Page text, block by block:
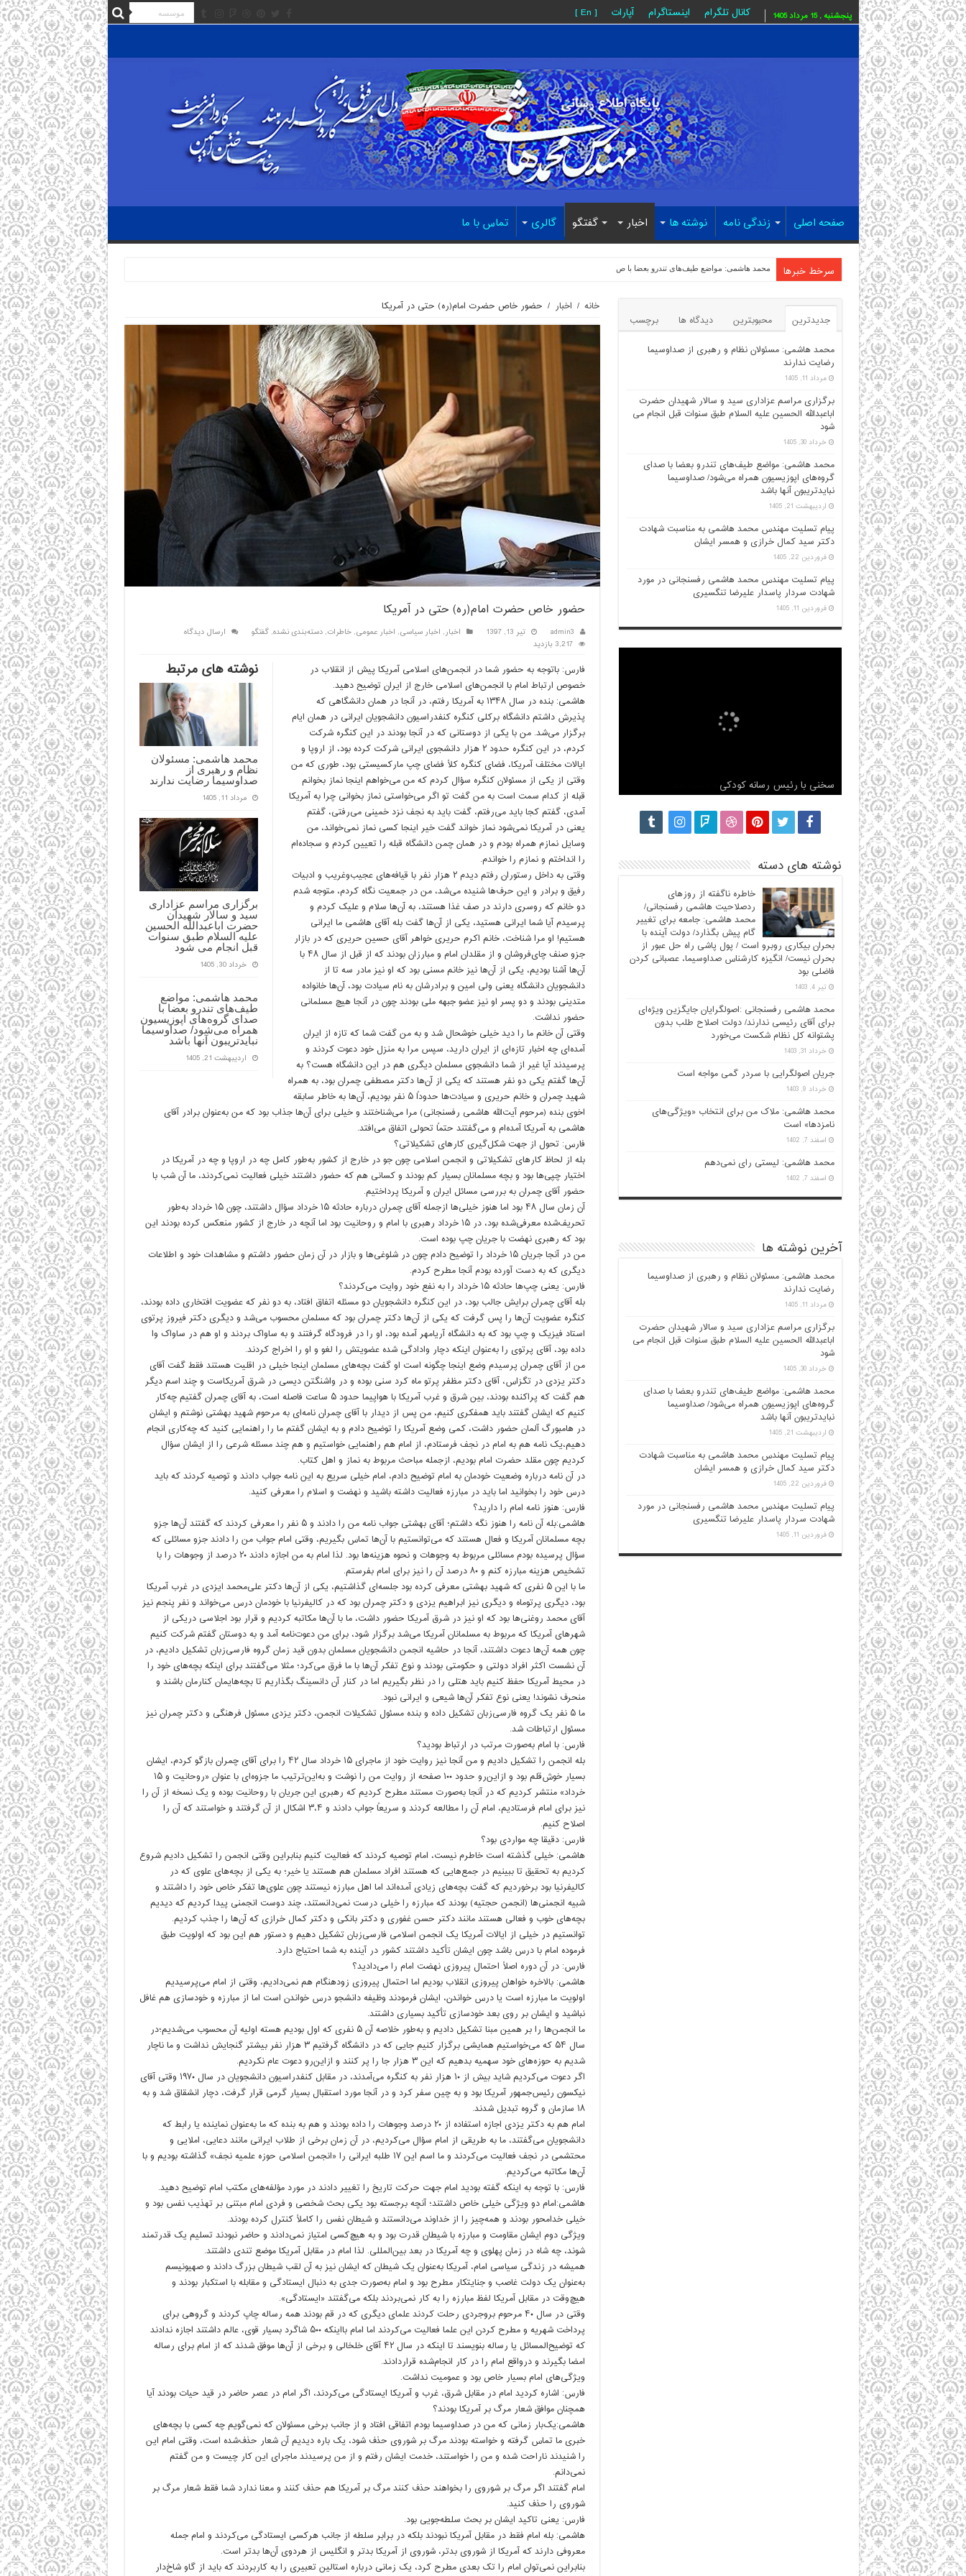
پنجشنبه , 15 مرداد 1405 کانال تلگرام اینستاگرام آپارات [ En ]
صفحه اصلی زندگی نامه نوشته ها اخبار گفتگو گالری تماس با ما
سرخط خبرها محمد هاشمی: مواضع طیف‌های تندرو بعضا با صدای گروه‌های اپوزیسیون همراه می‌شود/ ص
خانه / اخبار / حضور خاص حضرت امام(ره) حتی در آمریکا
حضور خاص حضرت امام(ره) حتی در آمریکا
admin3 تیر 13, 1397 اخبار, اخبار سیاسی, اخبار عمومی,خاطرات,دسته‌بندی نشده,گفتگو
ارسال دیدگاه
3,217 بازدید
نوشته های مرتبط
محمد هاشمی: مسئولان
نظام و رهبری از
صداوسیما رضایت ندارند
مرداد 11, 1405
برگزاری مراسم عزاداری
سید و سالار شهیدان
حضرت اباعبدالله الحسین
علیه السلام طبق سنوات
قبل انجام می شود
خرداد 30, 1405
محمد هاشمی: مواضع
طیف‌های تندرو بعضا با
صدای گروه‌های اپوزیسیون
همراه می‌شود/ صداوسیما
نبایدتریبون آنها باشد
اردیبهشت 21, 1405
فارس: باتوجه به حضور شما در انجمن‌های اسلامی آمریکا پیش از انقلاب در
خصوص ارتباط امام با انجمن‌های اسلامی خارج از ایران توضیح دهید.
هاشمی: بنده در سال ۱۳۴۸ به آمریکا رفتم، در آنجا در همان دانشگاهی که
پذیرش داشتم دانشگاه برکلی کنگره کنفدراسیون دانشجویان ایرانی در همان ایام
برگزار می‌شد. من با یکی از دوستانی که در آنجا بودند در این کنگره شرکت
کردم، در این کنگره حدود ۲ هزار دانشجوی ایرانی شرکت کرده بود، از اروپا و
ایالات مختلف آمریکا، فضای کنگره کلاً فضای چپ مارکسیستی بود، طوری که من
وقتی از یکی از مسئولان کنگره سؤال کردم که من می‌خواهم اینجا نماز بخوانم
قبله از کدام سمت است به من گفت تو اگر می‌خواستی نماز بخوانی چرا به آمریکا
آمدی، گفتم کجا باید می‌رفتم، گفت باید به نجف نزد خمینی می‌رفتی، گفتم
یعنی در آمریکا نمی‌شود نماز خواند گفت خیر اینجا کسی نماز نمی‌خواند، من
وسایل نمازم همراه بودم و در همان چمن دانشگاه قبله را تعیین کردم و سجاده‌ام
را انداختم و نمازم را خواندم.
وقتی به داخل رستوران رفتم دیدم ۲ هزار نفر با قیافه‌های عجیب‌وغریب و ادبیات
رفیق و برادر و این حرف‌ها شنیده می‌شد، من در جمعیت نگاه کردم، متوجه شدم
دو خانم که روسری دارند در صف غذا هستند، به آن‌ها سلام و علیک کردم و
پرسیدم آیا شما ایرانی هستید، یکی از آن‌ها گفت بله آقای هاشمی ما ایرانی
هستیم! او مرا شناخت، خانم اکرم حریری خواهر آقای حسین حریری که در بازار
جزو صنف چای‌فروشان و از مقلدان امام و مبارزان بودند که از قبل از سال ۴۸ با
آن‌ها آشنا بودیم، یکی از آن‌ها نیز خانم مسنی بود که او نیز مادر سه تا از
دانشجویان دانشگاه یعنی ولی امین و برادرشان به نام سیادت بود، آن‌ها خانواده
متدینی بودند و دو پسر او نیز عضو جبهه ملی بودند چون در آنجا هیچ مسلمانی
حضور نداشت.
وقتی آن خانم ما را دید خیلی خوشحال شد و به من گفت شما که تازه از ایران
آمده‌ای چه اخبار تازه‌ای از ایران دارید، سپس مرا به منزل خود دعوت کردند و
پرسیدند آیا غیر از شما دانشجوی مسلمان دیگری هم در این دانشگاه هست؟ به
آن‌ها گفتم یکی دو نفر هستند که یکی از آن‌ها دکتر مصطفی چمران بود، به همراه
شهید چمران و خانم حریری و سیادت‌ها حدوداً ۵ نفر بودیم، آن‌ها به خاطر سابقه
اخوی بنده (مرحوم آیت‌الله هاشمی رفسنجانی) مرا می‌شناختند و خیلی برای آن‌ها جذاب بود که من به‌عنوان برادر آقای
هاشمی به آمریکا آمده‌ام و می‌گفتند حتماً تحولی اتفاق می‌افتد.
فارس: تحول از جهت شکل‌گیری کارهای تشکیلاتی؟
بله از لحاظ کارهای تشکیلاتی و انجمن اسلامی چون جو در خارج از کشور به‌طور کامل چه در اروپا و چه در آمریکا در
اختیار چپی‌ها بود و بچه‌ مسلمانان بسیار کم بودند و کسانی هم که حضور داشتند خیلی فعالیت نمی‌کردند، ما آن شب با
حضور آقای چمران به بررسی مسائل ایران و آمریکا پرداختیم.
آن زمان سال ۴۸ بود اما هنوز خیلی‌ها ازجمله آقای چمران درباره حادثه ۱۵ خرداد سؤال داشتند، چون ۱۵ خرداد به‌طور
تحریف‌شده معرفی‌شده بود، در ۱۵ خرداد رهبری با امام و روحانیت بود اما آنچه در خارج از کشور منعکس کرده بودند این
بود که رهبری نهضت با جریان چپ بوده است.
من در آنجا جریان ۱۵ خرداد را توضیح دادم چون در شلوغی‌ها و بازار در آن زمان حضور داشتم و مشاهدات خود و اطلاعات
دیگری که به دست آورده بودم آنجا مطرح کردم.
فارس: یعنی چپ‌ها حادثه ۱۵ خرداد را به نفع خود روایت می‌کردند؟
بله آقای چمران برایش جالب بود، در این کنگره دانشجویان دو مسئله اتفاق افتاد، به دو نفر که عضویت افتخاری داده بودند،
کنگره عضویت آن‌ها را پس گرفت که یکی از آن‌ها دکتر چمران بود که مسلمان محسوب می‌شد و دیگری دکتر فیروز پرتوی
استاد فیزیک و چپ بود که به دانشگاه آریامهر آمده بود، او را در فرودگاه گرفتند و به ساواک بردند و او هم در ساواک وا
داده بود، آقای پرتوی را به‌عنوان اینکه دچار وادادگی شده عضویتش را لغو و او را اخراج کردند.
من از آقای چمران پرسیدم وضع اینجا چگونه است او گفت بچه‌های مسلمان اینجا خیلی در اقلیت هستند فقط گفت آقای
دکتر یزدی در تگزاس، آقای دکتر مظفر پرتو ماه کرد سنی بوده و در واشنگتن دیسی در شرق آمریکاست و چند اسم دیگر
هم گفت که پراکنده بودند، بین شرق و غرب آمریکا با هواپیما حدود ۵ ساعت فاصله است، به آقای چمران گفتیم چه‌کار
کنیم که ایشان گفتند باید همفکری کنیم، من پس از دیدار با آقای چمران نامه‌ای به مرحوم شهید بهشتی نوشتم و ایشان
در هامبورگ آلمان حضور داشت، کمی وضع آمریکا را توضیح دادم و به ایشان گفتم ما را راهنمایی کنید که چه‌کاری انجام
دهیم،‌یک نامه هم به امام در نجف فرستادم، از امام هم راهنمایی خواستیم و هم چند مسئله شرعی را از ایشان سؤال
کردیم چون مقلد حضرت امام بودیم، ازجمله مباحث مربوط به نماز و اهل کتاب.
در آن نامه درباره وضعیت خودمان به امام توضیح دادم، امام خیلی سریع به این نامه جواب دادند و توصیه کردند که باید
درس خود را بخوانید اما باید در مبارزه فعالیت داشته باشید و نهضت و اسلام را معرفی کنید.
فارس: هنوز نامه امام را دارید؟
هاشمی:بله آن نامه را هنوز نگه داشتم؛ آقای بهشتی جواب نامه من را دادند و ۵ نفر را معرفی کردند که گفتند آن‌ها جزو
بچه مسلمانان آمریکا و فعال هستند که می‌توانستیم با آن‌ها تماس بگیریم، وقتی امام جواب من را دادند جزو مسائلی که
سؤال پرسیده بودم مسائلی مربوط به وجوهات و نحوه هزینه‌ها بود. لذا امام به من اجازه دادند ۲۰ درصد از وجوهات را با
تشخیص هزینه مبارزه کنم و ۸۰ درصد آن را نیز برای امام بفرستم.
ما با این ۵ نفری که شهید بهشتی معرفی کرده بود جلسه‌ای گذاشتیم، یکی از آن‌ها دکتر علی‌محمد ایزدی در غرب آمریکا
بود، دیگری پرتوماه و دیگری نیز ابراهیم یزدی و دکتر چمران بود که در کالیفرنیا با خودمان درس می‌خواند و نفر پنجم نیز
آقای محمد روغنی‌ها بود که او نیز در شرق آمریکا حضور داشت، ما با آن‌ها مکاتبه کردیم و قرار بود اجلاسی دریکی از
شهرهای آمریکا که مربوط به مسلمانان آمریکا می‌شد برگزار شود، برای من دعوت‌نامه آمد و به دوستان گفتم شرکت کنیم
چون همه آن‌ها دعوت داشتند، آنجا در حاشیه انجمن دانشجویان مسلمان بدون قید زمان گروه فارسی‌زبان تشکیل دادیم، در
آن نشست اکثر افراد دولتی و حکومتی بودند و نوع تفکر آن‌ها با ما فرق می‌کرد؛ مثلا می‌گفتند برای اینکه بچه‌های خود را
در محیط آمریکا حفظ کنیم باید هتلی را در نظر بگیریم اما در کنار آن دانسینگ بگذاریم تا بچه‌هایمان کنارمان باشند و
منحرف نشوند! یعنی نوع تفکر آن‌ها شیعی و ایرانی نبود.
ما ۵ نفر یک گروه فارسی‌زبان تشکیل داده و بنده مسئول تشکیلات انجمن، دکتر یزدی مسئول فرهنگی و دکتر چمران نیز
مسئول ارتباطات شد.
فارس: با امام به‌صورت مرتب در ارتباط بودید؟
بله انجمن را تشکیل دادیم و من آنجا نیز روایت خود از ماجرای ۱۵ خرداد سال ۴۲ را برای آقای چمران بازگو کردم، ایشان
بسیار خوش‌قلم بود و ازاین‌رو حدود ۱۰۰ صفحه از روایت من را نوشت و به‌این‌ترتیب ما جزوه‌ای با عنوان «روحانیت و ۱۵
خرداد» منتشر کردیم که در آنجا به‌صورت مستند مطرح کردیم که رهبری این جریان با روحانیت بوده و یک نسخه از آن را
نیز برای امام فرستادیم، امام آن را مطالعه کردند و سریعاً جواب دادند و ۳،۴ اشکال از آن گرفتند و خواستند که آن را
اصلاح کنیم.
فارس: دقیقا چه مواردی بود؟
هاشمی: خیلی گذشته است خاطرم نیست، امام توصیه کردند که فعالیت کنیم بنابراین وقتی انجمن را تشکیل دادیم شروع
کردیم به تحقیق تا ببینیم در جمع‌هایی که هستند افراد مسلمان هم هستند یا خیر؛ به یکی از بچه‌های علوی که در
کالیفرنیا بود برخوردیم که گفت بچه‌های زیادی آمده‌اند اما اهل مبارزه نیستند چون علوی‌ها تفکر خاص خود را داشتند و
شبیه انجمنی‌ها (انجمن حجتیه) بودند که مبارزه را خیلی درست نمی‌دانستند، چند دوست انجمنی پیدا کردیم که دیدیم
بچه‌های خوب و فعالی هستند مانند دکتر حسن غفوری و دکتر بانکی و دکتر کمال خرازی که آن‌ها را جذب کردیم.
توانستیم در خیلی از ایالات آمریکا یک انجمن اسلامی فارسی‌زبان تشکیل دهیم و دستور هم این بود که اولویت طبق
فرموده امام با درس باشد چون ایشان تأکید داشتند کشور در آینده به شما احتیاج دارد.
فارس: در آن دوره اصلاً احتمال پیروزی نهضت امام را می‌دادید؟
هاشمی: بالاخره خواهان پیروزی انقلاب بودیم اما احتمال پیروزی زودهنگام هم نمی‌دادیم، وقتی از امام می‌پرسیدیم
اولویت ما مبارزه است یا درس خواندن، ایشان فرمودند وظیفه دانشجو درس خواندن است اما از مبارزه و خودسازی هم غافل
نباشید و ایشان بر روی بعد خودسازی تأکید بسیاری داشتند.
ما انجمن‌ها را بر همین مبنا تشکیل دادیم و به‌طور خلاصه آن ۵ نفری که اول بودیم هسته اولیه آن محسوب می‌شدیم؛‌در
سال ۵۴ که می‌خواستیم همایشی برگزار کنیم جایی که در دانشگاه گرفتیم ۳ هزار نفر بیشتر گنجایش نداشت و ما ناچار
شدیم به حوزه‌های خود سهمیه بدهیم که این ۳ هزار جا را پر کنند و ازاین‌رو دعوت عام نکردیم.
اگر دعوت می‌کردیم شاید بیش از ۱۰ هزار نفر به کنگره می‌آمدند، در مقابل کنفدراسیون دانشجویان در سال ۱۹۷۰ وقتی آقای
نیکسون رئیس‌جمهور آمریکا بود و به چین سفر کرد و در آنجا مورد استقبال بسیار گرمی قرار گرفت، دچار انشقاق شد و به
۱۸ سازمان و گروه تبدیل شدند.
امام هم به دکتر یزدی اجازه استفاده از ۲۰ درصد وجوهات را داده بودند و هم به بنده که ما به‌عنوان نماینده یا رابط که
دانشجویان می‌گفتند، ما به طریقی از امام سؤال می‌کردیم، در آن زمان برخی از طلاب ایرانی مانند دعایی، املایی و
محتشمی در نجف فعالیت می‌کردند و ما اسم این ۱۷ طلبه ایرانی را «انجمن اسلامی حوزه علمیه نجف» گذاشته بودیم و با
آن‌ها مکاتبه می‌کردیم.
فارس: با توجه به اینکه گفته بودید امام جهت حرکت تاریخ را تغییر دادند در مورد مؤلفه‌های مکتب امام توضیح دهید.
هاشمی:امام دو ویژگی خیلی خاص داشتند؛ آنچه برجسته بود یکی بحث شخصی و فردی امام مبتنی بر تهذیب نفس بود و
خیلی خدامحور بودند و همه‌چیز را از خداوند می‌دانستند و شیطان نفس را کاملاً کنترل کرده بودند.
ویژگی دوم ایشان مقاومت و مبارزه با شیطان قدرت بود و به هیچ‌کسی امتیاز نمی‌دادند و حاضر نبودند تسلیم یک قدرتمند
شوند، چه شاه در زمان پهلوی و چه آمریکا در بعد بین‌المللی. لذا امام در مقابل آمریکا موضع تندی داشتند.
همیشه در زندگی سیاسی امام، آمریکا به‌عنوان یک شیطان که ایشان نیز به آن لقب شیطان بزرگ دادند و صهیونیسم
به‌عنوان یک دولت غاصب و جنایتکار مطرح بود و امام به‌صورت جدی به دنبال ایستادگی و مقابله با استکبار بودند و
هیچ‌وقت در مقابل آمریکا لفظ مبارزه را به کار نمی‌بردند بلکه می‌گفتند «ایستادگی».
وقتی در سال ۴۰ مرحوم بروجردی رحلت کردند علمای دیگری که در قم بودند همه رساله چاپ کردند و گروهی برای
پرداخت شهریه و مطرح کردن این علما فعالیت می‌کردند اما امام بااینکه ۵۰۰ شاگرد بسیار قوی، عالم داشتند اجازه ندادند
که توضیح‌المسائل یا رساله بنویسند تا اینکه در سال ۴۲ آقای خلخالی و برخی از آن‌ها موفق شدند که از امام برای رساله
امضا بگیرند و درواقع امام را در کار انجام‌شده قراردادند.
ویژگی‌های امام بسیار خاص بود و عمومیت نداشت.
فارس: اشاره کردید امام در مقابل شرق، غرب و آمریکا ایستادگی می‌کردند، اگر امام در عصر حاضر در قید حیات بودند آیا
همچنان موافق شعار مرگ بر آمریکا بودند؟
هاشمی:یک‌بار زمانی که من در صداوسیما بودم اتفاقی افتاد و از جانب برخی مسئولان که نمی‌گویم چه کسی با بچه‌های
خبری ما تماس گرفته و خواسته بودند مرگ بر شوروی حذف شود، یک باره دیدیم آن شعار حذف‌شده است، وقتی امام این
را شنیدند ناراحت شده و من را خواستند، خدمت ایشان رفتم و از من پرسیدند ماجرای این کار چیست و من گفتم
نمی‌دانم.
امام گفتند اگر مرگ بر شوروی را بخواهند حذف کنند مرگ بر آمریکا هم حذف کنند و معنا ندارد شما فقط شعار مرگ بر
شوروی را حذف کنید.
فارس: یعنی تاکید ایشان بر بحث سلطه‌جویی بود.
هاشمی: بله امام فقط در مقابل آمریکا نبودند بلکه در برابر سلطه از جانب هرکسی ایستادگی می‌کردند و امام جمله
معروفی دارند که آمریکا از شوروی بدتر، شوروی از آمریکا بدتر و انگلیس از هردوی آن‌ها بدتر است.
بنابراین نمی‌توان امام را تک بعدی مطرح کرد، یک زمانی درباره استالین تعبیری را به کاربردند که باید از گاو شاخ‌دار
جدیدترین محبوبترین دیدگاه ها برچسب
محمد هاشمی: مسئولان نظام و رهبری از صداوسیما
رضایت ندارند
مرداد 11, 1405
برگزاری مراسم عزاداری سید و سالار شهیدان حضرت
اباعبدالله الحسین علیه السلام طبق سنوات قبل انجام می
شود
خرداد 30, 1405
محمد هاشمی: مواضع طیف‌های تندرو بعضا با صدای
گروه‌های اپوزیسیون همراه می‌شود/ صداوسیما
نبایدتریبون آنها باشد
اردیبهشت 21, 1405
پیام تسلیت مهندس محمد هاشمی به مناسبت شهادت
دکتر سید کمال خرازی و همسر ایشان
فروردین 22, 1405
پیام تسلیت مهندس محمد هاشمی رفسنجانی در مورد
شهادت سردار پاسدار علیرضا تنگسیری
فروردین 11, 1405
مصاحبه با محمد هاشمی برنامه دست خط
سخنی با رئیس رسانه کودکی
ناگفته های محمد هاشمی درباره آیت الله هاشمی
هاشمی رفسنجانی
گزارش کامل ثبت نام محمد هاشمی رفسنجانی
نوشته های دسته
خاطره ناگفته از روزهای
ردصلاحیت هاشمی رفسنجانی/
محمد هاشمی: جامعه برای تغییر
گام پیش بگذارد/ دولت آینده با
بحران بیکاری روبرو است / پول پاشی راه حل عبور از
بحران نیست/ انگیزه کارشناس صداوسیما، عصبانی کردن
فاضلی بود
تیر 4, 1403
محمد هاشمی رفسنجانی :اصولگرایان جایگزین ویژه‌ای
برای آقای رئیسی ندارند/ دولت اصلاح طلب بدون
پشتوانه کل نظام شکست می‌خورد
خرداد 31, 1403
جریان اصولگرایی با سردر گمی مواجه است
خرداد 9, 1403
محمد هاشمی: ملاک من برای انتخاب «ویژگی‌های
نامزدها» است
اسفند 7, 1402
محمد هاشمی: لیستی رای نمی‌دهم
اسفند 7, 1402
آخرین نوشته ها
محمد هاشمی: مسئولان نظام و رهبری از صداوسیما
رضایت ندارند
مرداد 11, 1405
برگزاری مراسم عزاداری سید و سالار شهیدان حضرت
اباعبدالله الحسین علیه السلام طبق سنوات قبل انجام می
شود
خرداد 30, 1405
محمد هاشمی: مواضع طیف‌های تندرو بعضا با صدای
گروه‌های اپوزیسیون همراه می‌شود/ صداوسیما
نبایدتریبون آنها باشد
اردیبهشت 21, 1405
پیام تسلیت مهندس محمد هاشمی به مناسبت شهادت
دکتر سید کمال خرازی و همسر ایشان
فروردین 22, 1405
پیام تسلیت مهندس محمد هاشمی رفسنجانی در مورد
شهادت سردار پاسدار علیرضا تنگسیری
فروردین 11, 1405